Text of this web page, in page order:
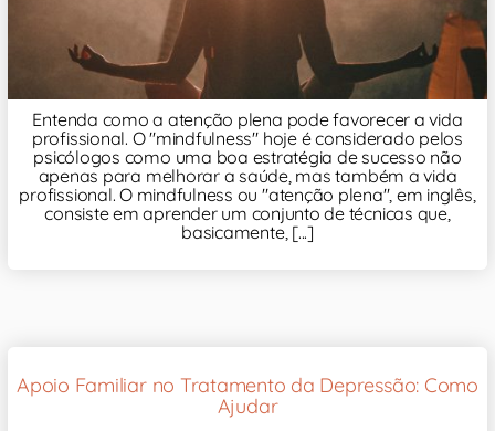
Entenda como a atenção plena pode favorecer a vida
profissional. O "mindfulness" hoje é considerado pelos
psicólogos como uma boa estratégia de sucesso não
apenas para melhorar a saúde, mas também a vida
profissional. O mindfulness ou "atenção plena", em inglês,
consiste em aprender um conjunto de técnicas que,
basicamente, [...]
Apoio Familiar no Tratamento da Depressão: Como
Ajudar